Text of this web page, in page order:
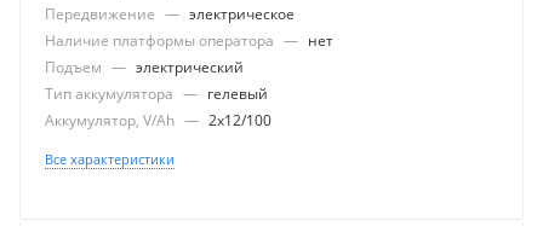
Передвижение — электрическое
Наличие платформы оператора — нет
Подъем — электрический
Тип аккумулятора — гелевый
Аккумулятор, V/Ah — 2x12/100
Все характеристики